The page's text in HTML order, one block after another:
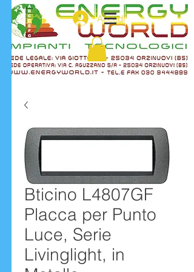
Accedi
Bticino L4807GF
Placca per Punto
Luce, Serie
Livinglight, in